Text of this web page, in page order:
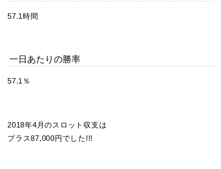
57.1時間
一日あたりの勝率
57.1％
2018年4月のスロット収支は
プラス87,000円でした!!!